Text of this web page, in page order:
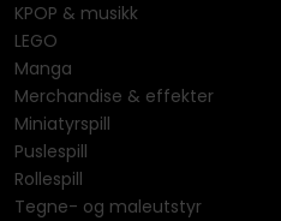
KPOP & musikk
LEGO
Manga
Merchandise & effekter
Miniatyrspill
Puslespill
Rollespill
Tegne- og maleutstyr